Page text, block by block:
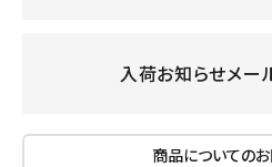
入荷お知らせメー
商品についての